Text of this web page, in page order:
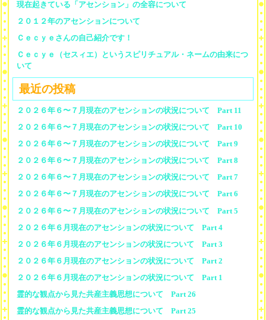
現在起きている「アセンション」の全容について
２０１２年のアセンションについて
Ｃｅｃｙｅさんの自己紹介です！
Ｃｅｃｙｅ（セスィエ）というスピリチュアル・ネームの由来につ
いて
最近の投稿
２０２６年６〜７月現在のアセンションの状況について Part 11
２０２６年６〜７月現在のアセンションの状況について Part 10
２０２６年６〜７月現在のアセンションの状況について Part 9
２０２６年６〜７月現在のアセンションの状況について Part 8
２０２６年６〜７月現在のアセンションの状況について Part 7
２０２６年６〜７月現在のアセンションの状況について Part 6
２０２６年６〜７月現在のアセンションの状況について Part 5
２０２６年６月現在のアセンションの状況について Part 4
２０２６年６月現在のアセンションの状況について Part 3
２０２６年６月現在のアセンションの状況について Part 2
２０２６年６月現在のアセンションの状況について Part 1
霊的な観点から見た共産主義思想について Part 26
霊的な観点から見た共産主義思想について Part 25